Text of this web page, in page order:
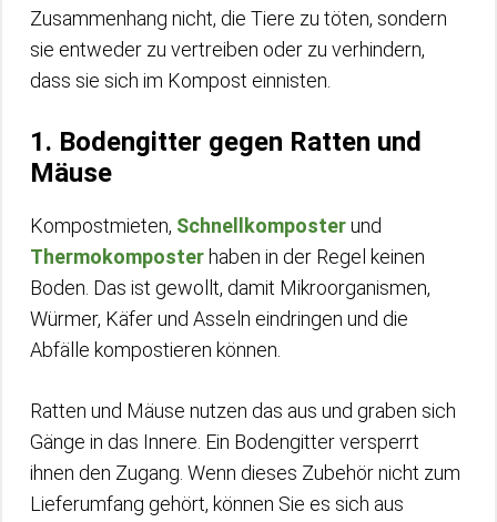
Zusammenhang nicht, die Tiere zu töten, sondern
sie entweder zu vertreiben oder zu verhindern,
dass sie sich im Kompost einnisten.
1. Bodengitter gegen Ratten und
Mäuse
Kompostmieten, Schnellkomposterund
Thermokomposter haben in der Regel keinen
Boden. Das ist gewollt, damit Mikroorganismen,
Würmer, Käfer und Asseln eindringen und die
Abfälle kompostieren können.
Ratten und Mäuse nutzen das aus und graben sich
Gänge in das Innere. Ein Bodengitter versperrt
ihnen den Zugang. Wenn dieses Zubehör nicht zum
Lieferumfang gehört, können Sie es sich aus